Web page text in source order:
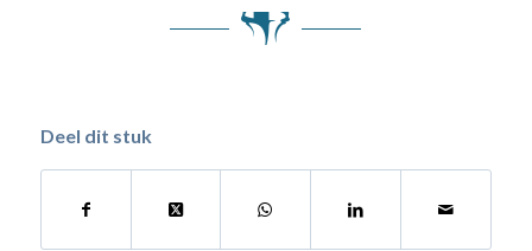
Deel dit stuk